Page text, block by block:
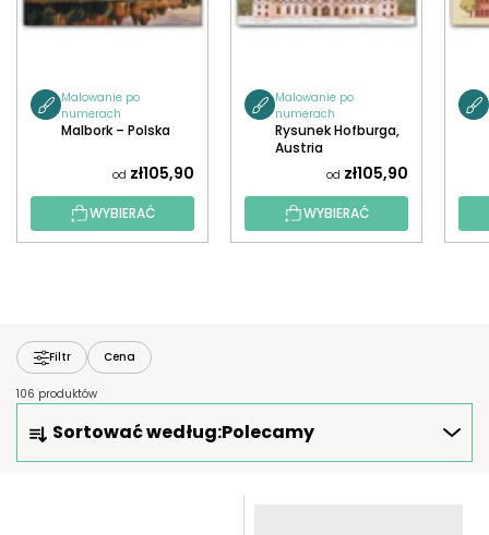
Malowanie po
numerach
Malbork – Polska
od zł105,90
WYBIERAĆ
Malowanie po
numerach
Rysunek Hofburga,
Austria
od zł105,90
WYBIERAĆ
Filtr Cena
106 produktów
O
R
Sortować według:Polecamy